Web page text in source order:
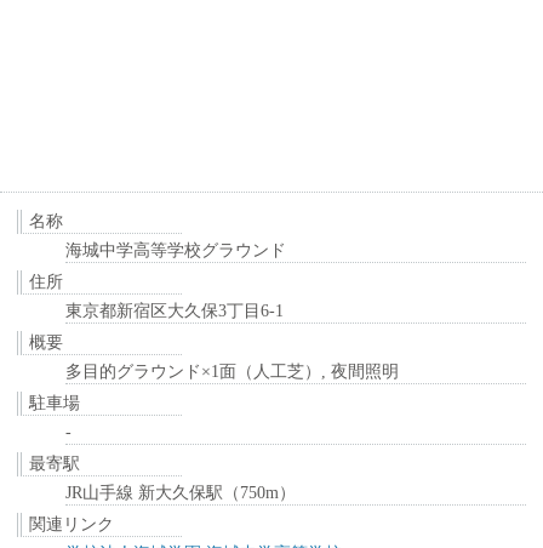
名称
海城中学高等学校グラウンド
住所
東京都新宿区大久保3丁目6-1
概要
多目的グラウンド×1面（人工芝）, 夜間照明
駐車場
-
最寄駅
JR山手線 新大久保駅（750m）
関連リンク